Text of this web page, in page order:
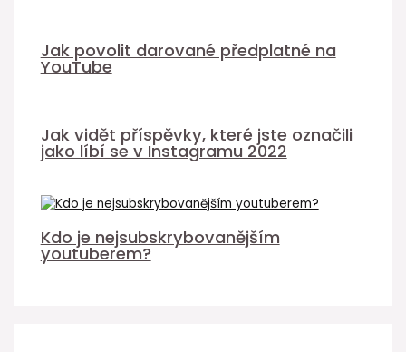
Jak povolit darované předplatné na
YouTube
Jak vidět příspěvky, které jste označili
jako líbí se v Instagramu 2022
Kdo je nejsubskrybovanějším
youtuberem?